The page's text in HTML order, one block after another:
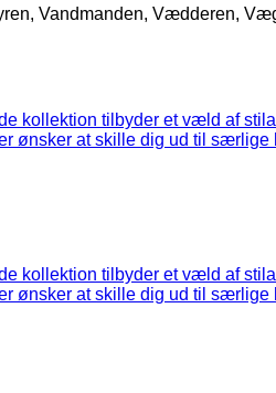
Vandmanden, Vædderen,